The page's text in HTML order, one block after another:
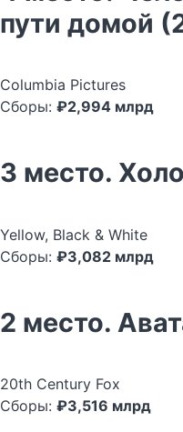
пути домой
Columbia Pictures
Сборы: ₽2,994 млрд
3 место.
Yellow, Black & White
Сборы: ₽3,082 млрд
2 место.
20th Century Fox
Сборы: ₽3,516 млрд